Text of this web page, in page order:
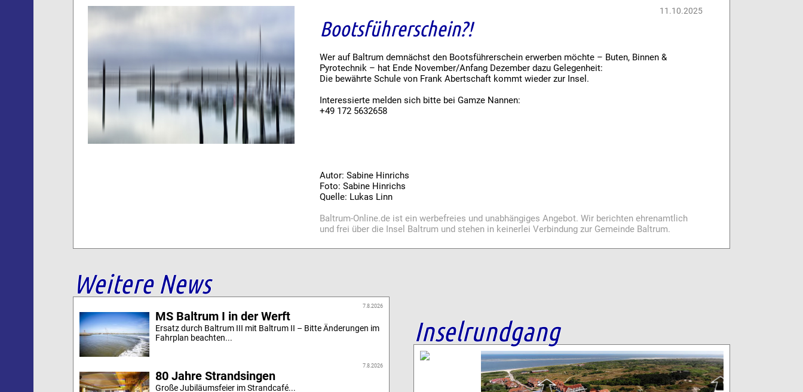
11.10.2025
Bootsführerschein?!
Wer auf Baltrum demnächst den Bootsführerschein erwerben möchte – Buten, Binnen &
Pyrotechnik – hat Ende November/Anfang Dezember dazu Gelegenheit:
Die bewährte Schule von Frank Abertschaft kommt wieder zur Insel.
Interessierte melden sich bitte bei Gamze Nannen:
+49 172 5632658
Autor: Sabine Hinrichs
Foto: Sabine Hinrichs
Quelle: Lukas Linn
Baltrum-Online.de ist ein werbefreies und unabhängiges Angebot. Wir berichten ehrenamtlich
und frei über die Insel Baltrum und stehen in keinerlei Verbindung zur Gemeinde Baltrum.
Weitere News
7.8.2026
MS Baltrum I in der Werft
Ersatz durch Baltrum III mit Baltrum II – Bitte Änderungen im
Fahrplan beachten...
7.8.2026
80 Jahre Strandsingen
Große Jubiläumsfeier im Strandcafé...
Inselrundgang